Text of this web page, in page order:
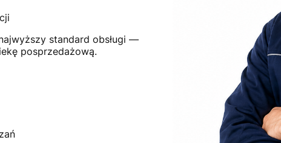
standard obsługi —
posprzedażową.